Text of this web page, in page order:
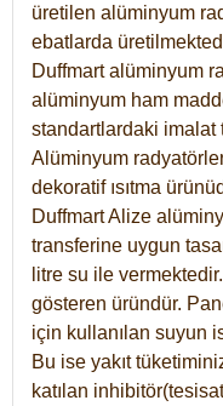
üretilen alüminyum
ebatlarda
Duffmart alüminyum
alüminyum ham
standartlardaki imalat
Alüminyum
dekoratif ısıtma
Duffmart Alize
transferine uygun
litre su ile
gösteren üründür.
için kullanılan suyun
Bu ise yakıt
katılan